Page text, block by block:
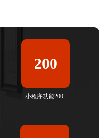
200
小程序功能200+